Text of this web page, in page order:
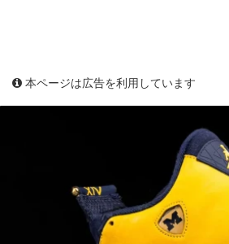
本ページは広告を利用しています